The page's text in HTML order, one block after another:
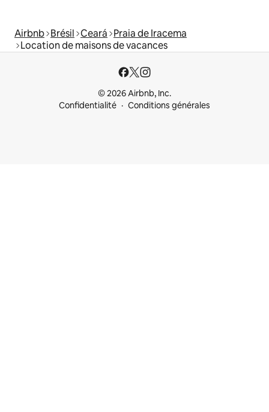
Airbnb Brésil Ceará Praia de Iracema
Location de maisons de vacances
© 2026 Airbnb, Inc.
Confidentialité
Conditions générales